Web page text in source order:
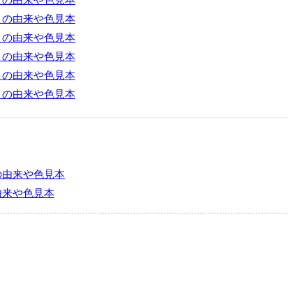
由来や色見本
由来や色見本
由来や色見本
由来や色見本
由来や色見本
来や色見本
や色見本